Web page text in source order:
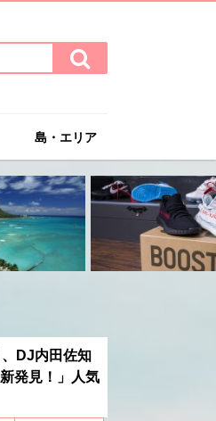
検
索
す
島・エリア
、DJ内田佐知
発見！」人気